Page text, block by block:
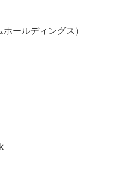
ールディングス）